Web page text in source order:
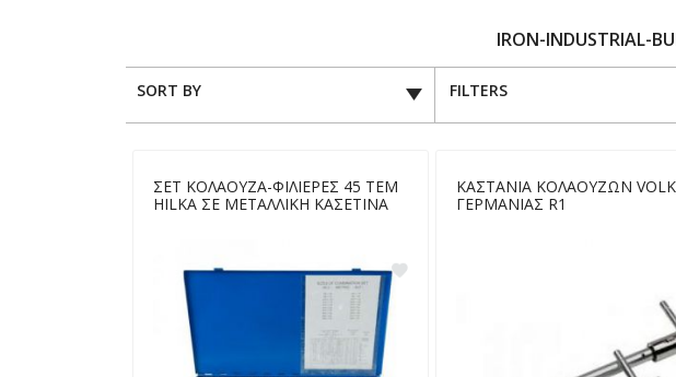
IRON-INDUSTRIAL-
SORT BY FILTERS
ΣΕΤ ΚΟΛΑΟΥΖΑ-ΦΙΛΙΕΡΕΣ 45 ΤΕΜ
HILΚA ΣΕ ΜΕΤΑΛΛΙΚΗ ΚΑΣΕΤΙΝΑ
ΚΑΣΤΑΝΙΑ ΚΟΛΑΟΥΖΩΝ
ΓΕΡΜΑΝΙΑΣ R1